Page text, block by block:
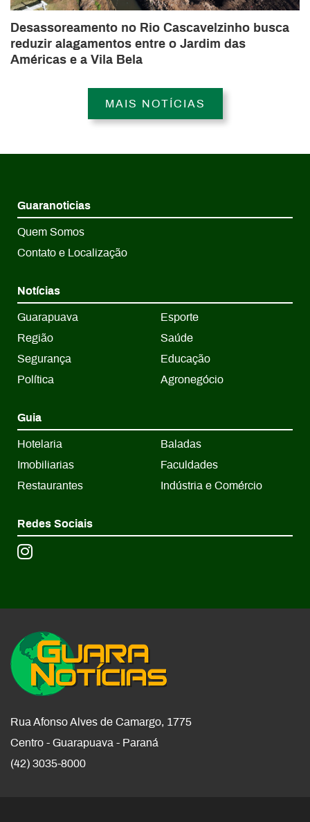
Desassoreamento no Rio Cascavelzinho busca
reduzir alagamentos entre o Jardim das
Américas e a Vila Bela
MAIS NOTÍCIAS
Guaranoticias
Quem Somos
Contato e Localização
Notícias
Guarapuava
Região
Segurança
Política
Esporte
Saúde
Educação
Agronegócio
Guia
Hotelaria
Imobiliarias
Restaurantes
Baladas
Faculdades
Indústria e Comércio
Redes Sociais
Rua Afonso Alves de Camargo, 1775
Centro - Guarapuava - Paraná
(42) 3035-8000